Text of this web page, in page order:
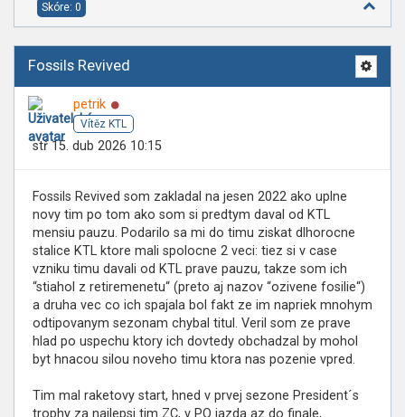
Skóre: 0
Fossils Revived
petrik
Vítěz KTL
stř 15. dub 2026 10:15
Fossils Revived som zakladal na jesen 2022 ako uplne
novy tim po tom ako som si predtym daval od KTL
mensiu pauzu. Podarilo sa mi do timu ziskat dlhorocne
stalice KTL ktore mali spolocne 2 veci: tiez si v case
vzniku timu davali od KTL prave pauzu, takze som ich
“stiahol z retiremenetu“ (preto aj nazov “ozivene fosilie“)
a druha vec co ich spajala bol fakt ze im napriek mnohym
odtipovanym sezonam chybal titul. Veril som ze prave
hlad po uspechu ktory ich dovtedy obchadzal by mohol
byt hnacou silou noveho timu ktora nas pozenie vpred.
Tim mal raketovy start, hned v prvej sezone President´s
trophy za najlepsi tim ZC, v PO jazda az do finale,